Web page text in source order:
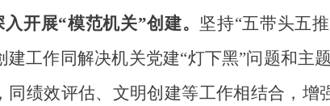
入开展“模范机关”创建。 坚持“五带头五
建工作同解决机关党建“灯下黑”问题和主
同绩效评估、文明创建等工作相结合，